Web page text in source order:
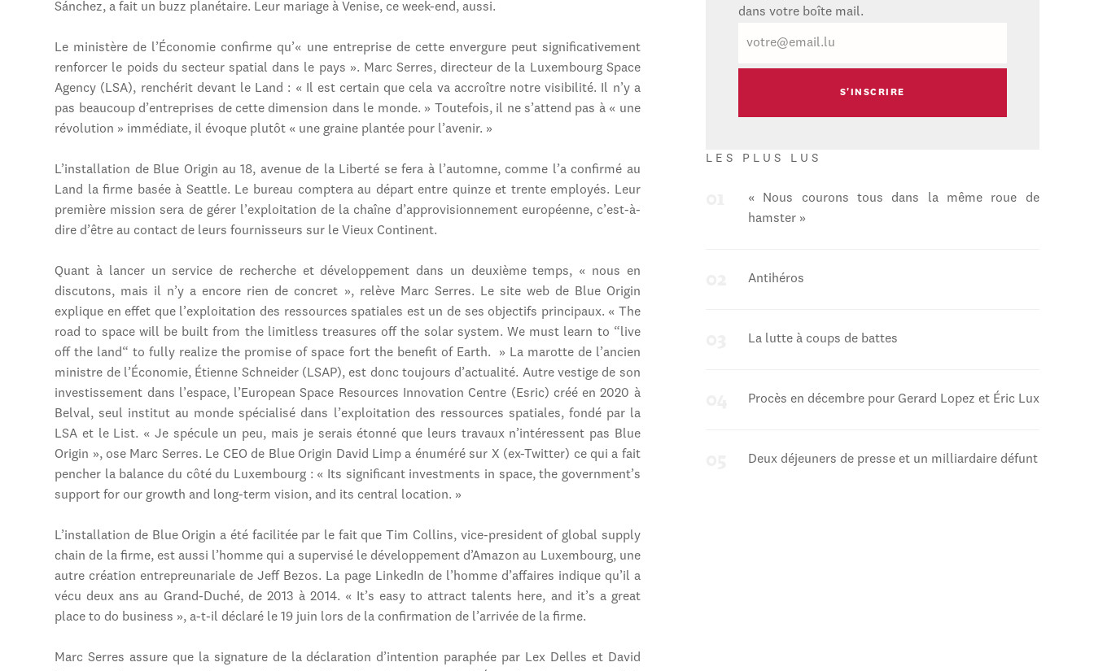
Sánchez, a fait un buzz planétaire. Leur mariage à Venise, ce week-end, aussi.
Le ministère de l’Économie confirme qu’« une entreprise de cette envergure peut significativement
renforcer le poids du secteur spatial dans le pays ». Marc Serres, directeur de la Luxembourg Space
Agency (LSA), renchérit devant le Land : « Il est certain que cela va accroître notre visibilité. Il n’y a
pas beaucoup d’entreprises de cette dimension dans le monde. » Toutefois, il ne s’attend pas à « une
révolution » immédiate, il évoque plutôt « une graine plantée pour l’avenir. »
L’installation de Blue Origin au 18, avenue de la Liberté se fera à l’automne, comme l’a confirmé au
Land la firme basée à Seattle. Le bureau comptera au départ entre quinze et trente employés. Leur
première mission sera de gérer l’exploitation de la chaîne d’approvisionnement européenne, c’est-à-
dire d’être au contact de leurs fournisseurs sur le Vieux Continent.
Quant à lancer un service de recherche et développement dans un deuxième temps, « nous en
discutons, mais il n’y a encore rien de concret », relève Marc Serres. Le site web de Blue Origin
explique en effet que l’exploitation des ressources spatiales est un de ses objectifs principaux. « The
road to space will be built from the limitless treasures off the solar system. We must learn to “live
off the land“ to fully realize the promise of space fort the benefit of Earth. » La marotte de l’ancien
ministre de l’Économie, Étienne Schneider (LSAP), est donc toujours d’actualité. Autre vestige de son
investissement dans l’espace, l’European Space Resources Innovation Centre (Esric) créé en 2020 à
Belval, seul institut au monde spécialisé dans l’exploitation des ressources spatiales, fondé par la
LSA et le List. « Je spécule un peu, mais je serais étonné que leurs travaux n’intéressent pas Blue
Origin », ose Marc Serres. Le CEO de Blue Origin David Limp a énuméré sur X (ex-Twitter) ce qui a fait
pencher la balance du côté du Luxembourg : « Its significant investments in space, the government’s
support for our growth and long-term vision, and its central location. »
L’installation de Blue Origin a été facilitée par le fait que Tim Collins, vice-president of global supply
chain de la firme, est aussi l’homme qui a supervisé le développement d’Amazon au Luxembourg, une
autre création entrepreunariale de Jeff Bezos. La page LinkedIn de l’homme d’affaires indique qu’il a
vécu deux ans au Grand-Duché, de 2013 à 2014. « It’s easy to attract talents here, and it’s a great
place to do business », a-t-il déclaré le 19 juin lors de la confirmation de l’arrivée de la firme.
Marc Serres assure que la signature de la déclaration d’intention paraphée par Lex Delles et David
dans votre boîte mail.
mail
LES PLUS LUS
« Nous courons tous dans la même roue de
hamster »
Antihéros
La lutte à coups de battes
Procès en décembre pour Gerard Lopez et Éric Lux
Deux déjeuners de presse et un milliardaire défunt